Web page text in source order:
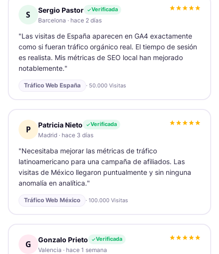
S Sergio Pastor Verificada
Barcelona · hace 2 días
"Las visitas de España aparecen en GA4 exactamente
como si fueran tráfico orgánico real. El tiempo de sesión
es realista. Mis métricas de SEO local han mejorado
notablemente."
Tráfico Web España · 50.000 Visitas
P Patricia Nieto Verificada
Madrid· hace 3 días
"Necesitaba mejorar las métricas de tráfico
latinoamericano para una campaña de afiliados. Las
visitas de México llegaron puntualmente y sin ninguna
anomalía en analítica."
Tráfico Web México · 100.000 Visitas
G Gonzalo Prieto Verificada
Valencia · hace 1 semana